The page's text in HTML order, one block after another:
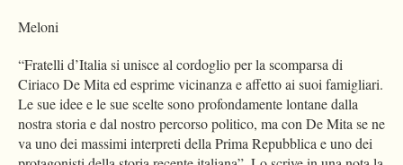
Meloni
“Fratelli d’Italia si unisce al cordoglio per la scomparsa di
Ciriaco De Mita ed esprime vicinanza e affetto ai suoi famigliari.
Le sue idee e le sue scelte sono profondamente lontane dalla
nostra storia e dal nostro percorso politico, ma con De Mita se ne
va uno dei massimi interpreti della Prima Repubblica e uno dei